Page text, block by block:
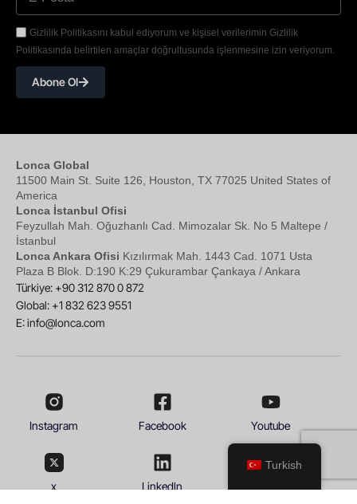
Gizlilik Politikasını kabul ediyorum ve kişisel verilerimin Gizlilik
Politikasında belirtilen amaçlar doğrultusunda işlenmesine izin veriyorum.
Abone Ol
Lonca Global
11500 Main St. Suite 126, Houston, TX 77025 United States of
America
Lonca İstanbul Ofisi
Feyzullah Mah. Oğuzhanlı Cad. Mimozalar Sk. No 5 Maltepe /
İstanbul
Lonca Ankara Ofisi Kızılırmak Mah. 1443 Cad. 1071 Usta
Plaza B Blok. D:190 K:29 Çukurambar Çankaya / Ankara
Türkiye: +90 312 870 0 872
Global: +1 832 623 9551
E:info@lonca.com
Instagram Facebook Youtube
x Linkedln
Turkish